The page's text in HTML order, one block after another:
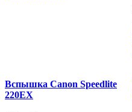
Вспышка Canon Speedlite
220EX